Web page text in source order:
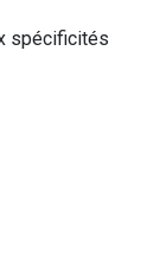
spécificités